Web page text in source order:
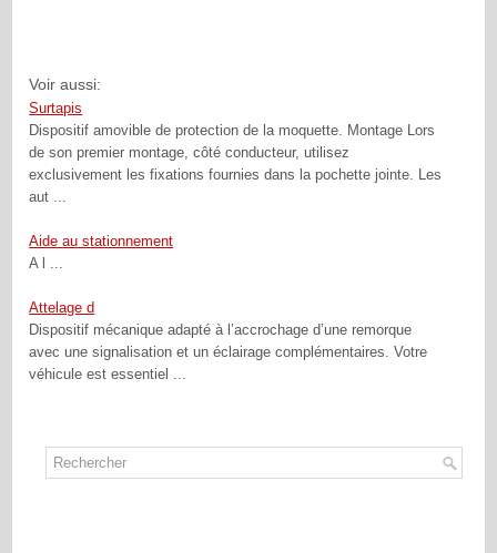
Voir aussi:
Surtapis
Dispositif amovible de protection de la moquette. Montage Lors
de son premier montage, côté conducteur, utilisez
exclusivement les fixations fournies dans la pochette jointe. Les
aut ...
Aide au stationnement
A l ...
Attelage d
Dispositif mécanique adapté à l’accrochage d’une remorque
avec une signalisation et un éclairage complémentaires. Votre
véhicule est essentiel ...